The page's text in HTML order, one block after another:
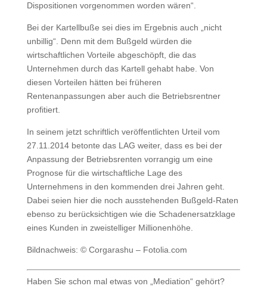
Dispositionen vorgenommen worden wären“.
Bei der Kartellbuße sei dies im Ergebnis auch „nicht
unbillig“. Denn mit dem Bußgeld würden die
wirtschaftlichen Vorteile abgeschöpft, die das
Unternehmen durch das Kartell gehabt habe. Von
diesen Vorteilen hätten bei früheren
Rentenanpassungen aber auch die Betriebsrentner
profitiert.
In seinem jetzt schriftlich veröffentlichten Urteil vom
27.11.2014 betonte das LAG weiter, dass es bei der
Anpassung der Betriebsrenten vorrangig um eine
Prognose für die wirtschaftliche Lage des
Unternehmens in den kommenden drei Jahren geht.
Dabei seien hier die noch ausstehenden Bußgeld-Raten
ebenso zu berücksichtigen wie die Schadenersatzklage
eines Kunden in zweistelliger Millionenhöhe.
Bildnachweis: © Corgarashu – Fotolia.com
Haben Sie schon mal etwas von „Mediation“ gehört?